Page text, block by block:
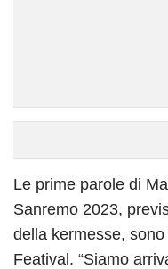
Le prime parole di
Sanremo 2023,
della kermesse,
Featival. “Siamo